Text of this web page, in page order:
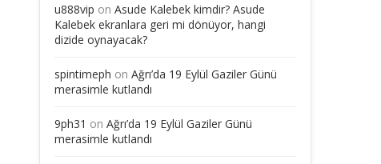
u888vip on Asude Kalebek kimdir? Asude
Kalebek ekranlara geri mi dönüyor, hangi
dizide oynayacak?
spintimeph on Ağrı’da 19 Eylül Gaziler Günü
merasimle kutlandı
9ph31 on Ağrı’da 19 Eylül Gaziler Günü
merasimle kutlandı